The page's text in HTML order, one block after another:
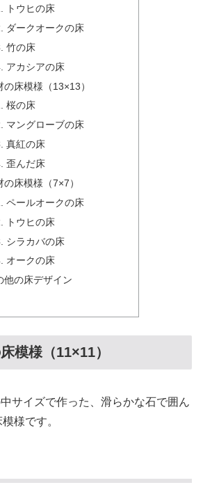
トウヒの床
ダークオークの床
竹の床
アカシアの床
の床模様（13×13）
桜の床
マングローブの床
真紅の床
歪んだ床
の床模様（7×7）
ペールオークの床
トウヒの床
シラカバの床
オークの床
他の床デザイン
模様（11×11）
サイズで作った、滑らかな石で囲ん
様です。